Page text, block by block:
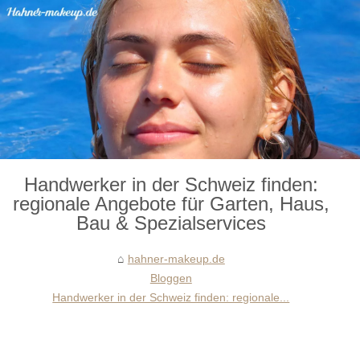
Handwerker in der Schweiz finden:
regionale Angebote für Garten, Haus,
Bau & Spezialservices
hahner-makeup.de
Bloggen
Handwerker in der Schweiz finden: regionale...